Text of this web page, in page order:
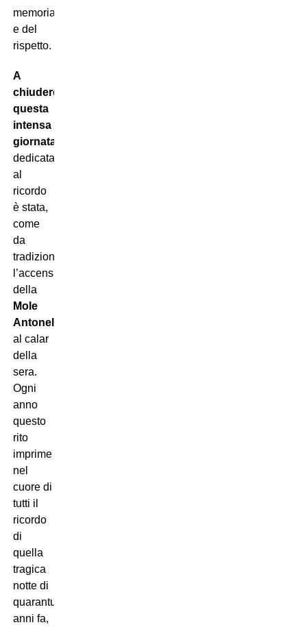
memoria
e del
rispetto.
A
chiudere
questa
intensa
giornata
dedicata
al
ricordo
è stata,
come
da
tradizione,
l’accensione
della
Mole
Antonelliana
al calar
della
sera.
Ogni
anno
questo
rito
imprime
nel
cuore di
tutti il
ricordo
di
quella
tragica
notte di
quarantuno
anni fa,